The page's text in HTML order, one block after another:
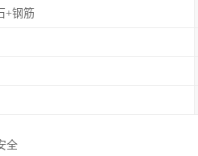
+钢筋
全